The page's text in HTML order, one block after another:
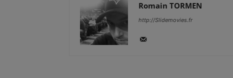
Romain TORMEN
http://Slidemovies.fr